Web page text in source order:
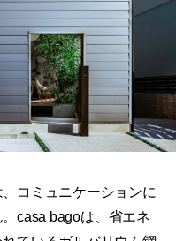
コミュニケーションに
casa bagoは、省エネ